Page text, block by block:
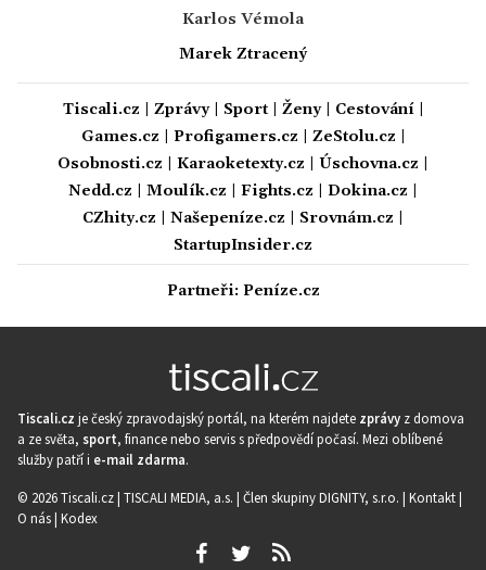
Karlos Vémola
Marek Ztracený
Tiscali.cz Zprávy| Sport| Ženy| Cestování|
Games.cz
Profigamers.cz ZeStolu.cz
Osobnosti.cz
Karaoketexty.cz Úschovna.cz
Nedd.cz
Moulík.cz Fights.cz Dokina.cz
CZhity.cz
Našepeníze.cz Srovnám.cz
StartupInsider.cz
Partneři: Peníze.cz
Tiscali.cz je český zpravodajský portál, na kterém najdete zprávy z domova
a ze světa, sport, finance nebo servis s předpovědí počasí. Mezi oblíbené
služby patří i e-mail zdarma.
© 2026 Tiscali.cz | TISCALI MEDIA, a.s. | Člen skupiny DIGNITY, s.r.o. | Kontakt|
O nás| Kodex